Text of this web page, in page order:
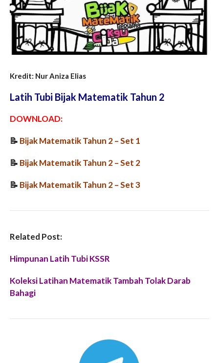
Kredit: Nur Aniza Elias
Latih Tubi Bijak Matematik Tahun 2
DOWNLOAD:
📝 Bijak Matematik Tahun 2 – Set 1
📝 Bijak Matematik Tahun 2– Set 2
📝 Bijak Matematik Tahun 2– Set 3
Related Post:
Himpunan Latih Tubi KSSR
Koleksi Latihan Matematik Tambah Tolak Darab
Bahagi